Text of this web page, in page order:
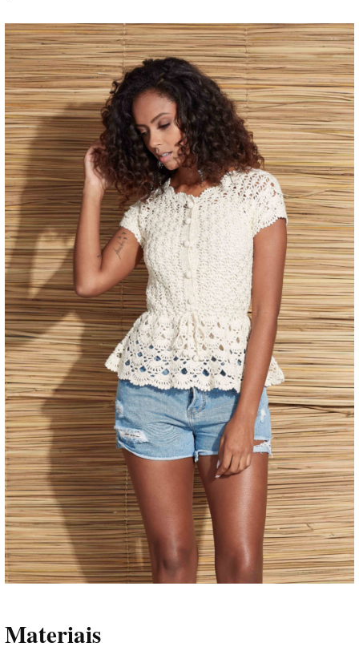
Materiais